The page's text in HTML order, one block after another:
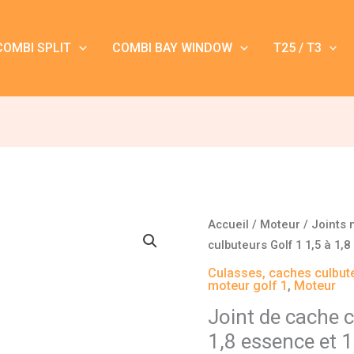
SPLIT COMBI BAY WINDOW T25 / T3
Accueil / Moteur / Joints
culbuteurs Golf 1 1,5 à
Culasses, caches
moteur golf 1 , Moteur
Joint de cache
1,8 essence et
quantité
de
Joint
de
cache
culbuteurs
Golf